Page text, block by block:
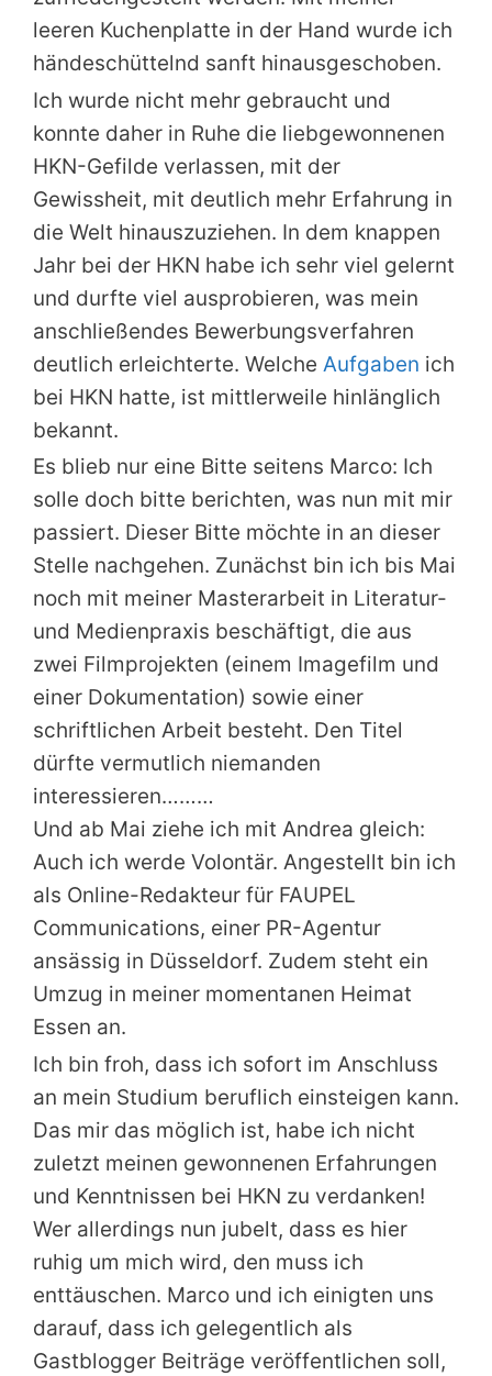
leeren Kuchenplatte in der Hand wurde ich
händeschüttelnd sanft hinausgeschoben.
Ich wurde nicht mehr gebraucht und
konnte daher in Ruhe die liebgewonnenen
HKN-Gefilde verlassen, mit der
Gewissheit, mit deutlich mehr Erfahrung in
die Welt hinauszuziehen. In dem knappen
Jahr bei der HKN habe ich sehr viel gelernt
und durfte viel ausprobieren, was mein
anschließendes Bewerbungsverfahren
deutlich erleichterte. Welche Aufgaben ich
bei HKN hatte, ist mittlerweile hinlänglich
bekannt.
Es blieb nur eine Bitte seitens Marco: Ich
solle doch bitte berichten, was nun mit mir
passiert. Dieser Bitte möchte in an dieser
Stelle nachgehen. Zunächst bin ich bis Mai
noch mit meiner Masterarbeit in Literatur-
und Medienpraxis beschäftigt, die aus
zwei Filmprojekten (einem Imagefilm und
einer Dokumentation) sowie einer
schriftlichen Arbeit besteht. Den Titel
dürfte vermutlich niemanden
interessieren………
Und ab Mai ziehe ich mit Andrea gleich:
Auch ich werde Volontär. Angestellt bin ich
als Online-Redakteur für FAUPEL
Communications, einer PR-Agentur
ansässig in Düsseldorf. Zudem steht ein
Umzug in meiner momentanen Heimat
Essen an.
Ich bin froh, dass ich sofort im Anschluss
an mein Studium beruflich einsteigen kann.
Das mir das möglich ist, habe ich nicht
zuletzt meinen gewonnenen Erfahrungen
und Kenntnissen bei HKN zu verdanken!
Wer allerdings nun jubelt, dass es hier
ruhig um mich wird, den muss ich
enttäuschen. Marco und ich einigten uns
darauf, dass ich gelegentlich als
Gastblogger Beiträge veröffentlichen soll,